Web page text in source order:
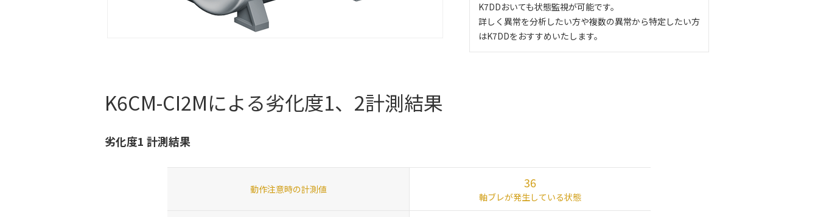
K7DDおいても状態監視が可能です。
詳しく異常を分析したい方や複数の異常から特定したい方
はK7DDをおすすめいたします。
K6CM-CI2Mによる劣化度1、2計測結果
劣化度1 計測結果
動作注意時の計測値 36
軸ブレが発生している状態